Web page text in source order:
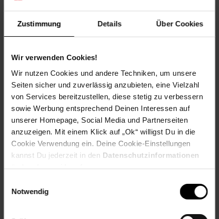
Zustimmung Details Über Cookies
Wir verwenden Cookies!
Wir nutzen Cookies und andere Techniken, um unsere
Seiten sicher und zuverlässig anzubieten, eine Vielzahl
von Services bereitzustellen, diese stetig zu verbessern
sowie Werbung entsprechend Deinen Interessen auf
unserer Homepage, Social Media und Partnerseiten
anzuzeigen. Mit einem Klick auf „Ok“ willigst Du in die
Cookie Verwendung ein. Deine Cookie-Einstellungen
kannst Du jederzeit in den Datenschutzinformationen
ändern bzw. widerrufen.
Notwendig
Technische Daten
Maße
120 x 78,5 x 39 cm (BxHxT)
Gewicht
38,5 kg
Material
Korpus: Spanplatte, 15 mm, harzbeschichtet
______________________________________________________
• 1 Kommode inkl. Montagematerial und -anleitung
Dekoration nicht im Lieferumfang